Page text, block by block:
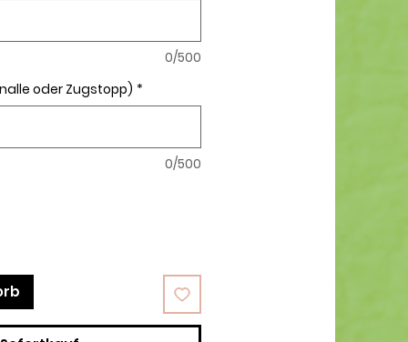
0/500
oder Zugstopp) *
0/500